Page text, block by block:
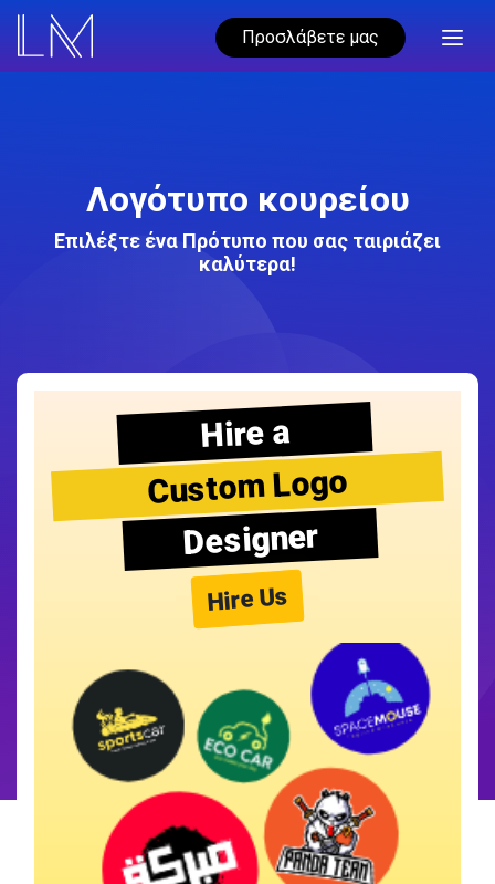
Προσλάβετε μας
Λογότυπο κουρείου
Επιλέξτε ένα Πρότυπο που σας ταιριάζει
καλύτερα!
Hire a
Custom Logo
Designer
Hire Us